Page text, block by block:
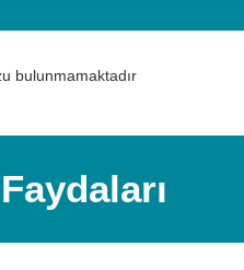
bulunmamaktadır